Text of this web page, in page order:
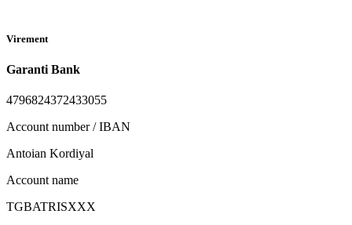
Virement
Garanti Bank
4796824372433055
Account number / IBAN
Antoian Kordiyal
Account name
TGBATRISXXX